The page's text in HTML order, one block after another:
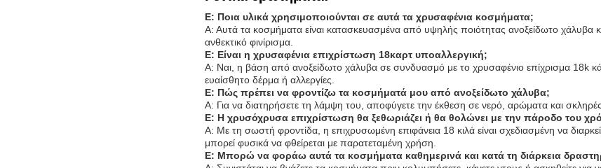
Ε: Ποια υλικά χρησιμοποιούνται σε αυτά τα χρυσαφένια κοσμήματα;
Α: Αυτά τα κοσμήματα είναι κατασκευασμένα από υψηλής ποιότητας ανοξείδωτο χάλυβα
ανθεκτικό φινίρισμα.
Ε: Είναι η χρυσαφένια επιχρίστωση 18καρτ υποαλλεργική;
Α: Ναι, η βάση από ανοξείδωτο χάλυβα σε συνδυασμό με το χρυσαφένιο επίχρισμα 18k
ευαίσθητο δέρμα ή αλλεργίες.
Ε: Πώς πρέπει να φροντίζω τα κοσμήματά μου από ανοξείδωτο χάλυβα;
Α: Για να διατηρήσετε τη λάμψη του, αποφύγετε την έκθεση σε νερό, αρώματα και σκληρές
Ε: Η χρυσόχρυσα επιχρίστωση θα ξεθωριάζει ή θα θολώνει με την πάροδο του
Α: Με τη σωστή φροντίδα, η επιχρυσωμένη επιφάνεια 18 κιλά είναι σχεδιασμένη να
μπορεί φυσικά να φθείρεται με παρατεταμένη χρήση.
Ε: Μπορώ να φοράω αυτά τα κοσμήματα καθημερινά και κατά τη διάρκεια